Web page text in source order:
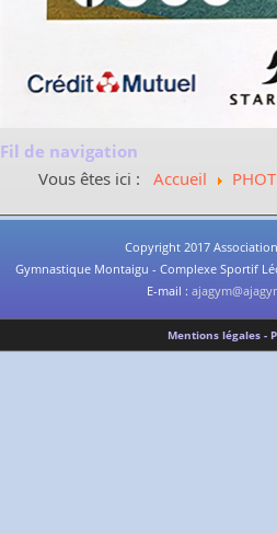
Fil de navigation
Vous êtes ici : Accueil
Copyright 2017
Gymnastique Montaigu - Complexe Sportif
E-mail :
Mentions légales -